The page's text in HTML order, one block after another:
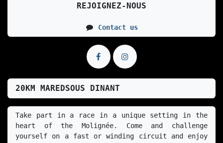
REJOIGNEZ-NOUS
Contact us
20KM MAREDSOUS DINANT
Take part in a race in a unique setting in the
heart of the Molignée. Come and challenge
yourself on a fast or winding circuit and enjoy